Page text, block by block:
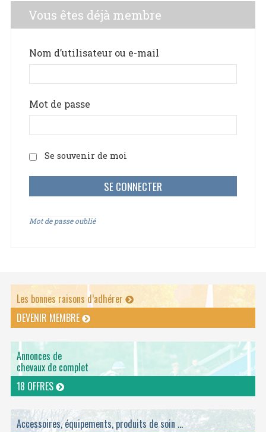
Vous êtes déjà membre
Nom d’utilisateur ou e-mail
Mot de passe
Se souvenir de moi
Mot de passe oublié
Les bonnes raisons d’adhérer
DEVENIR MEMBRE
Annonces de
chevaux de complet
18 OFFRES
Accessoires, équipements, produits de soin ...